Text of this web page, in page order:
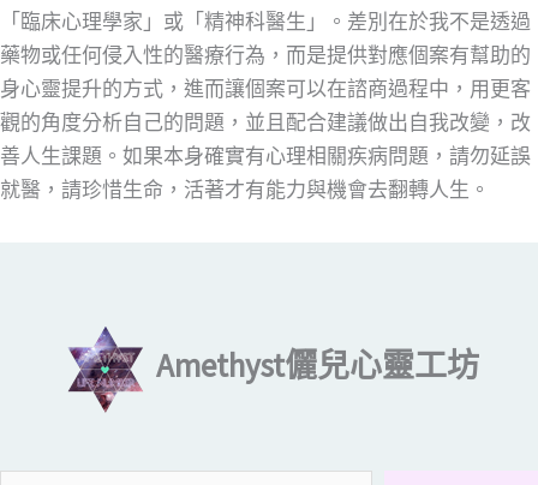
「臨床心理學家」或「精神科醫生」。差別在於我不是透過
藥物或任何侵入性的醫療行為，而是提供對應個案有幫助的
身心靈提升的方式，進而讓個案可以在諮商過程中，用更客
觀的角度分析自己的問題，並且配合建議做出自我改變，改
善人生課題。如果本身確實有心理相關疾病問題，請勿延誤
就醫，請珍惜生命，活著才有能力與機會去翻轉人生。
Amethyst儷兒心靈工坊